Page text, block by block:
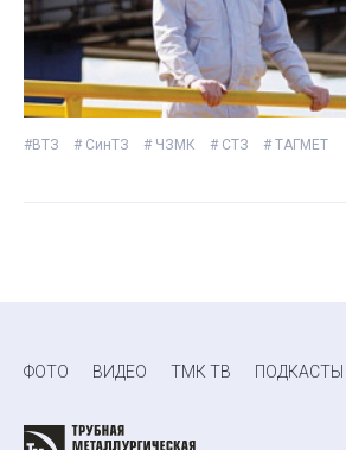
#ВТЗ # СинТЗ # ЧЗМК # СТЗ # ТАГМЕТ
ФОТО ВИДЕО ТМК ТВ ПОДКАСТЫ